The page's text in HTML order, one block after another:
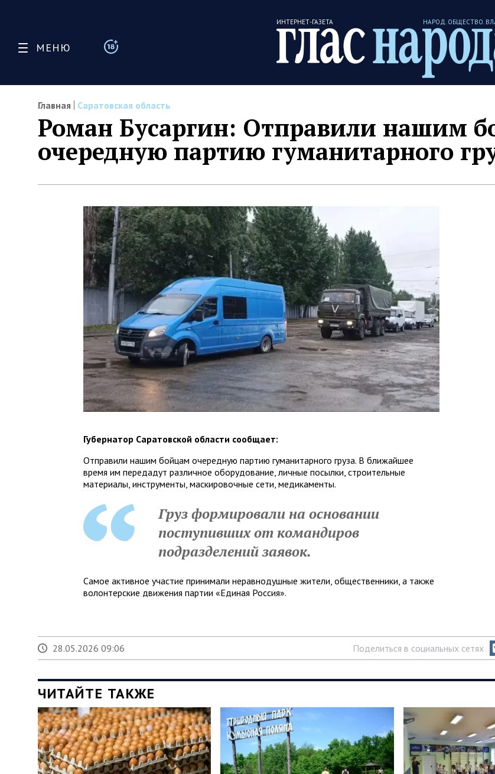
МЕНЮ
ИНТЕРНЕТ-ГАЗЕТА НАРОД. ОБЩЕСТВО.
Главная Саратовская область
Роман Бусаргин: Отправили нашим
очередную партию гуманитарного
Губернатор Саратовской области сообщает:
Отправили нашим бойцам очередную партию гуманитарного груза. В ближайшее
время им передадут различное оборудование, личные посылки, строительные
материалы, инструменты, маскировочные сети, медикаменты.
Груз формировали на основании
поступивших от командиров
подразделений заявок.
Самое активное участие принимали неравнодушные жители, общественники, а также
волонтерские движения партии «Единая Россия».
28.05.2026 09:06 Поделиться в социальных сетях
ЧИТАЙТЕ ТАКЖЕ